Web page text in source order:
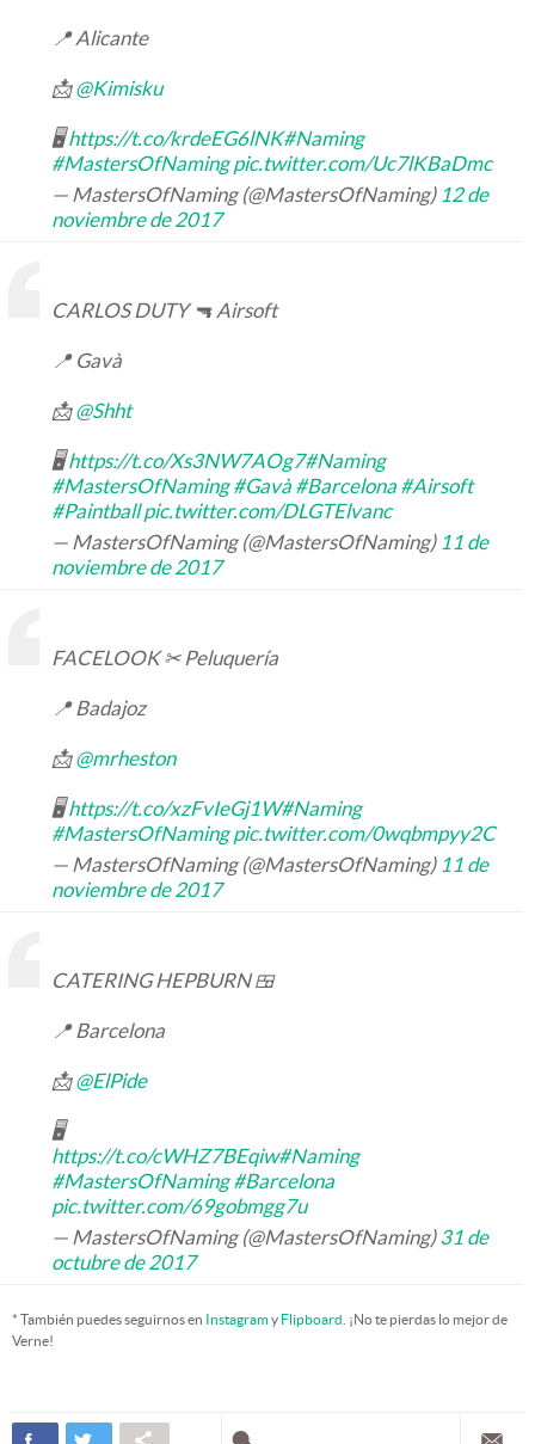
📍 Alicante
📩@Kimisku
🖥https://t.co/krdeEG6lNK#Naming
#MastersOfNaming pic.twitter.com/Uc7lKBaDmc
— MastersOfNaming (@MastersOfNaming) 12 de
noviembre de 2017
CARLOS DUTY 🔫 Airsoft
📍 Gavà
📩@Shht
🖥https://t.co/Xs3NW7AOg7#Naming
#MastersOfNaming #Gavà #Barcelona #Airsoft
#Paintball pic.twitter.com/DLGTElvanc
— MastersOfNaming (@MastersOfNaming) 11 de
noviembre de 2017
FACELOOK ✂ Peluquería
📍 Badajoz
📩@mrheston
🖥https://t.co/xzFvIeGj1W#Naming
#MastersOfNaming pic.twitter.com/0wqbmpyy2C
— MastersOfNaming (@MastersOfNaming) 11 de
noviembre de 2017
CATERING HEPBURN 🍱
📍 Barcelona
📩@ElPide
🖥
https://t.co/cWHZ7BEqiw#Naming
#MastersOfNaming #Barcelona
pic.twitter.com/69gobmgg7u
— MastersOfNaming (@MastersOfNaming)31 de
octubre de 2017
* También puedes seguirnos en Instagramy Flipboard . ¡No te pierdas lo mejor de
Verne!